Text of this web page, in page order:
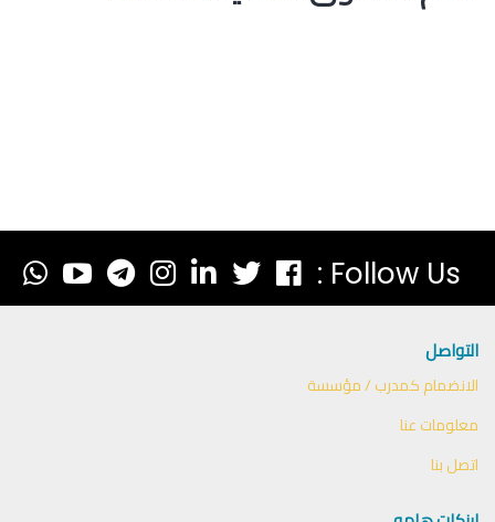
Follow Us :
التواصل
الانضمام كمدرب / مؤسسة
معلومات عنا
اتصل بنا